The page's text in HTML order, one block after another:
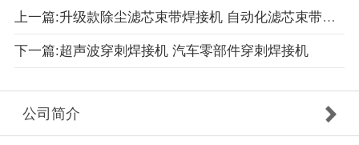
上一篇:升级款除尘滤芯束带焊接机 自动化滤芯束带焊接机
下一篇:超声波穿刺焊接机 汽车零部件穿刺焊接机
公司简介